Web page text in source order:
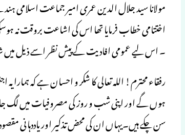
اختتامی خطاب فرمایا تھا اس کی اشاعت بروقت نہ
۔ اس لیے عمومی افادیت کے پیش نظر اسے ذیل میں
رفقاء محترم! اللہ تعالی کا شکر و احسان ہے کہ
ہوں گے اور اپنی شب و روز کی مصروفیات میں لگ
سن چکے ہیں۔یہاں ان کی محض تذکیر اور